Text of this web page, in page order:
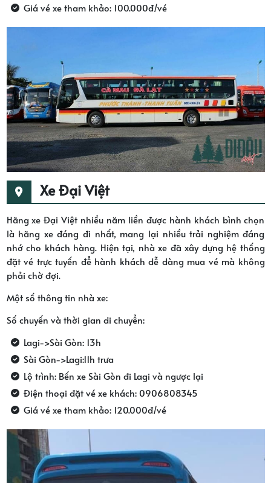
Giá vé xe tham khảo: 100.000đ/vé
Xe Đại Việt
Hãng xe Đại Việt nhiều năm liền được hành khách bình chọn
là hãng xe đáng đi nhất, mang lại nhiều trải nghiệm đáng
nhớ cho khách hàng. Hiện tại, nhà xe đã xây dựng hệ thống
đặt vé trực tuyến để hành khách dễ dàng mua vé mà không
phải chờ đợi.
Một số thông tin nhà xe:
Số chuyến và thời gian di chuyển:
Lagi->Sài Gòn: 13h
Sài Gòn->Lagi:11h trưa
Lộ trình: Bến xe Sài Gòn đi Lagi và ngược lại
Điện thoại đặt vé xe khách: 0906808345
Giá vé xe tham khảo: 120.000đ/vé